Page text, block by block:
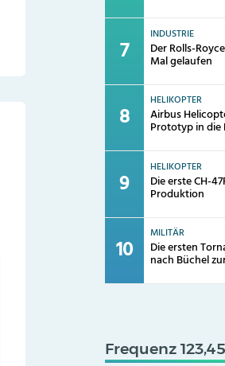
INDUSTRIE
Der Rolls-
Mal gelaufen
HELIKOPTER
Airbus
Prototyp in
HELIKOPTER
Die erste CH-
Produktion
MILITÄR
Die ersten
nach Büchel
Frequenz 123,45